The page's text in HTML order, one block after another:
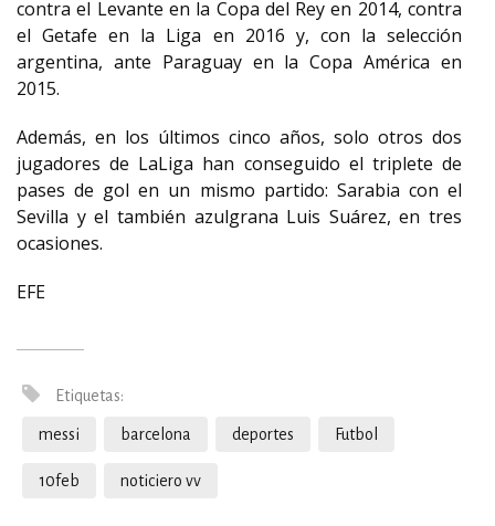
contra el Levante en la Copa del Rey en 2014, contra
el Getafe en la Liga en 2016 y, con la selección
argentina, ante Paraguay en la Copa América en
2015.
Además, en los últimos cinco años, solo otros dos
jugadores de LaLiga han conseguido el triplete de
pases de gol en un mismo partido: Sarabia con el
Sevilla y el también azulgrana Luis Suárez, en tres
ocasiones.
EFE
Etiquetas:
messi barcelona deportes Futbol
10feb noticiero vv